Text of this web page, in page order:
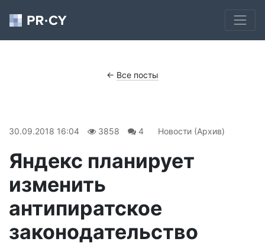
← Все посты
30.09.2018 16:04 3858 4 Новости (Архив)
​Яндекс планирует
изменить
антипиратское
законодательство